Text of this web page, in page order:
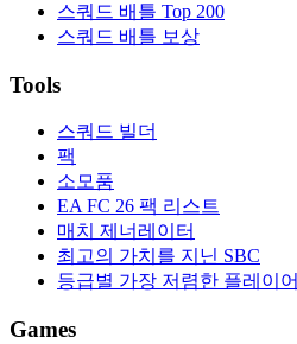
스쿼드 배틀 Top 200
스쿼드 배틀 보상
Tools
스쿼드 빌더
팩
소모품
EA FC 26 팩 리스트
매치 제너레이터
최고의 가치를 지닌 SBC
등급별 가장 저렴한 플레이어
Games